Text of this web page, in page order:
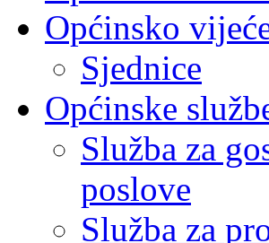
Općinsko
Sjednice
Općinske
Služba za
poslove
Služba za